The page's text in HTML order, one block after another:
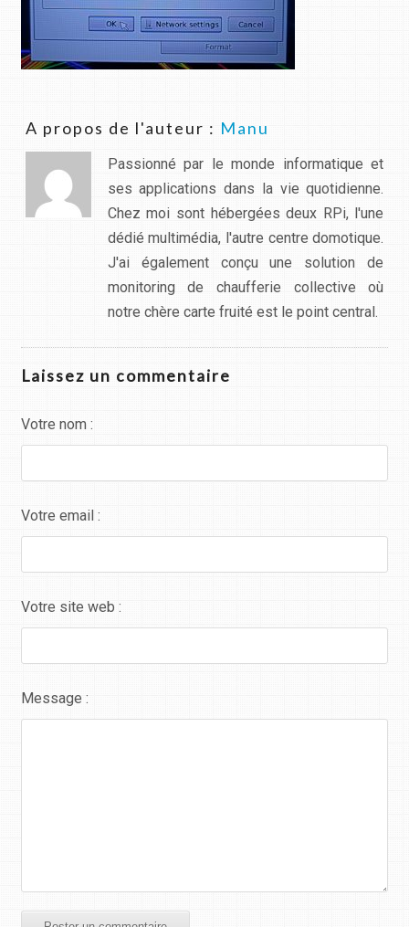
A propos de l'auteur : Manu
Passionné par le monde informatique et
ses applications dans la vie quotidienne.
Chez moi sont hébergées deux RPi, l'une
dédié multimédia, l'autre centre domotique.
J'ai également conçu une solution de
monitoring de chaufferie collective où
notre chère carte fruité est le point central.
Laissez un commentaire
Votre nom :
Votre email :
Votre site web :
Message :